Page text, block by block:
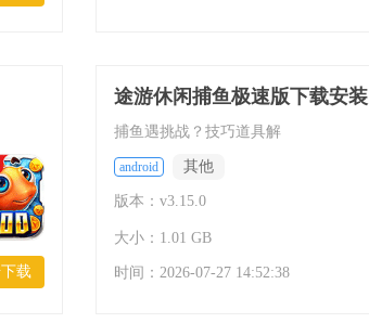
载
途游休闲捕鱼极速版下载安装
捕鱼遇挑战？技巧道具解
android 其他
版本：v3.15.0
大小：1.01 GB
时间：2026-07-27 14:52:38